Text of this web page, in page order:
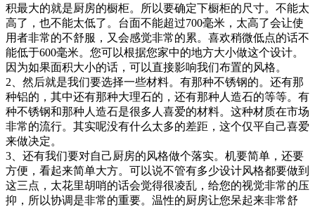
积最大的就是厨房的橱柜。所以要确定下橱柜的尺寸。不能太
高了，也不能太低了。台面不能超过700毫米，太高了会让使
用者非常的不舒服，又会感觉非常的累。喜欢稍微低点的话不
能低于600毫米。您可以根据您家中的地方大小做这个设计。
因为如果面积大小的话，可以直接影响我们布置的风格。
2、然后就是我们要选择一些材料。有那种不锈钢的。还有那
种铝的，其中还有那种大理石的，还有那种人造石的等等。有
种不锈钢和那种人造石是很多人喜爱的材料。这种材质在市场
非常的流行。其实呢没有什么太多的差距，这个仅平自己喜爱
来做决定。
3、还有我们要对自己厨房的风格做个落实。机要简单，还要
方便，看起来简单大方。可以说不管有多少设计风格都要做到
这三点，太花里胡哨的话会觉得很凌乱，给您的视觉非常的压
抑，所以协调是非常的重要。温性的厨房让您呆起来非常舒